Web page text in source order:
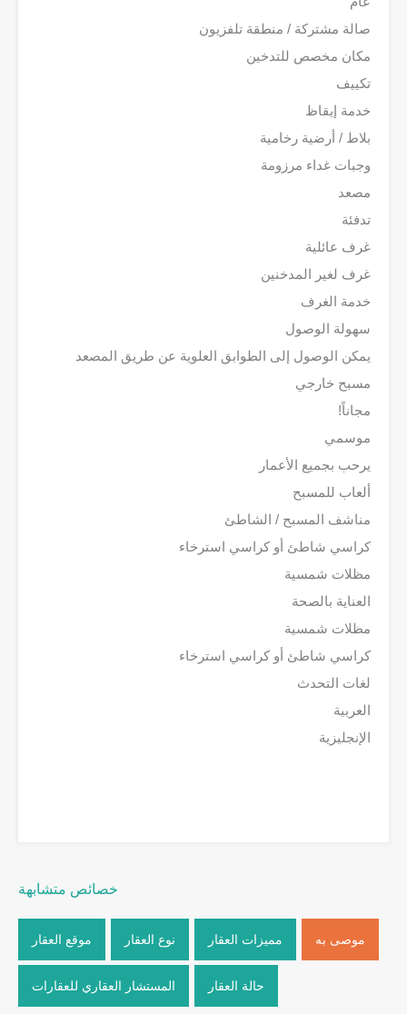
صالة مشتركة / منطقة تلفزيون
مكان مخصص للتدخين
تكييف
خدمة إيقاظ
بلاط / أرضية رخامية
وجبات غداء مرزومة
مصعد
تدفئة
غرف عائلية
غرف لغير المدخنين
خدمة الغرف
سهولة الوصول
يمكن الوصول إلى الطوابق العلوية عن طريق المصعد
مسبح خارجي
مجاناً!
موسمي
يرحب بجميع الأعمار
ألعاب للمسبح
مناشف المسبح / الشاطئ
كراسي شاطئ أو كراسي استرخاء
مظلات شمسية
العناية بالصحة
مظلات شمسية
كراسي شاطئ أو كراسي استرخاء
لغات التحدث
العربية
الإنجليزية
خصائص متشابهة
موصى به مميزات العقار نوع العقار موقع العقار
حالة العقار المستشار العقاري للعقارات